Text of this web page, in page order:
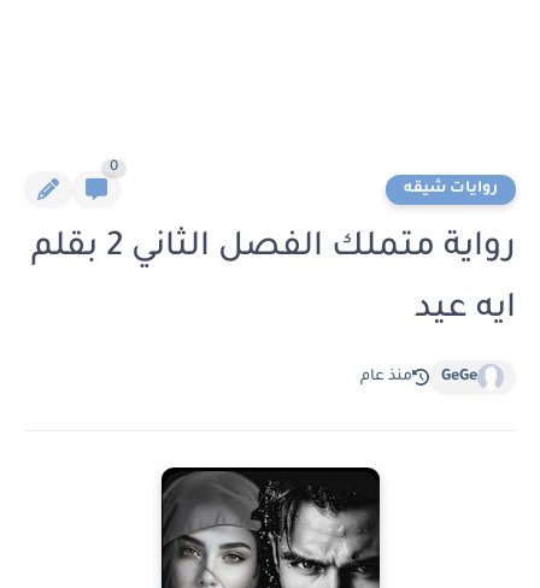
روايات شيقه
0
رواية متملك الفصل الثاني 2 بقلم
ايه عيد
GeGe منذ عام